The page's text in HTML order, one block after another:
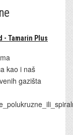
- Tamarin Plus
kao i naš
gazišta